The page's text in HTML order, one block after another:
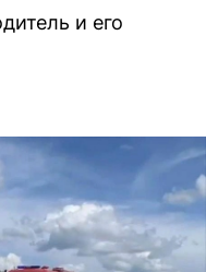
и его